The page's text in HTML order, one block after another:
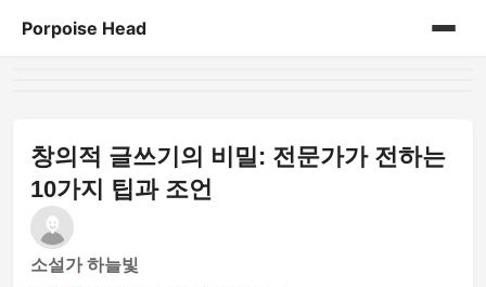
Porpoise Head
창의적 글쓰기의 비밀: 전문가가 전하는
10가지 팁과 조언
소설가 하늘빛